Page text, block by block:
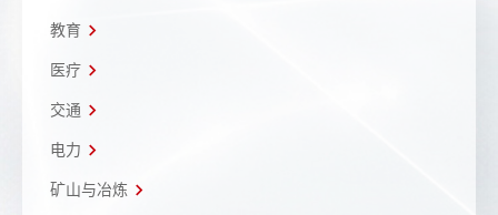
教育
医疗
交通
电力
矿山与冶炼